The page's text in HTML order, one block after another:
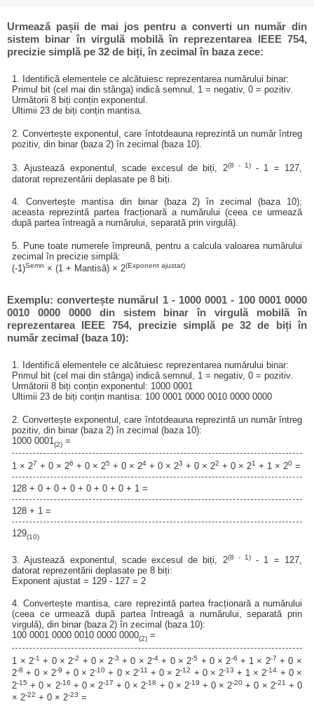
Urmează pașii de mai jos pentru a converti un număr din
sistem binar în virgulă mobilă în reprezentarea IEEE 754,
precizie simplă pe 32 de biți, în zecimal în baza zece:
1. Identifică elementele ce alcătuiesc reprezentarea numărului binar:
Primul bit (cel mai din stânga) indică semnul, 1 = negativ, 0 = pozitiv.
Următorii 8 biți conțin exponentul.
Ultimii 23 de biți conțin mantisa.
2. Convertește exponentul, care întotdeauna reprezintă un număr întreg
pozitiv, din binar (baza 2) în zecimal (baza 10).
3. Ajustează exponentul, scade excesul de biți, 2(8 - 1)
- 1 = 127,
datorat reprezentării deplasate pe 8 biți.
4. Convertește mantisa din binar (baza 2) în zecimal (baza 10);
aceasta reprezintă partea fracționară a numărului (ceea ce urmează
după partea întreagă a numărului, separată prin virgulă).
5. Pune toate numerele împreună, pentru a calcula valoarea numărului
zecimal în precizie simplă:
(-1)Semn × (1 + Mantisă) × 2(Exponent ajustat)
Exemplu: convertește numărul 1 - 1000 0001 - 100 0001 0000
0010 0000 0000 din sistem binar în virgulă mobilă în
reprezentarea IEEE 754, precizie simplă pe 32 de biți în
număr zecimal (baza 10):
1. Identifică elementele ce alcătuiesc reprezentarea numărului binar:
Primul bit (cel mai din stânga) indică semnul, 1 = negativ, 0 = pozitiv.
Următorii 8 biți conțin exponentul: 1000 0001
Ultimii 23 de biți conțin mantisa: 100 0001 0000 0010 0000 0000
2. Convertește exponentul, care întotdeauna reprezintă un număr întreg
pozitiv, din binar (baza 2) în zecimal (baza 10):
1000 0001(2) =
1 × 27 + 0 × 26 + 0 × 25 + 0 × 24 + 0 × 23 + 0 × 22 + 0 × 21 + 1 × 20 =
128 + 0 + 0 + 0 + 0 + 0 + 0 + 1 =
128 + 1 =
129(10)
3. Ajustează exponentul, scade excesul de biți, 2(8 - 1)
- 1 = 127,
datorat reprezentării deplasate pe 8 biți:
Exponent ajustat = 129 - 127 = 2
4. Convertește mantisa, care reprezintă partea fracționară a numărului
(ceea ce urmează după partea întreagă a numărului, separată prin
virgulă), din binar (baza 2) în zecimal (baza 10):
100 0001 0000 0010 0000 0000(2) =
1 × 2-1 + 0 × 2-2 + 0 × 2-3 + 0 × 2-4+ 0 × 2-5 + 0 × 2-6 + 1 × 2-7 + 0 ×
2-8 + 0 × 2-9 + 0 × 2-10 + 0 × 2-11 + 0 × 2-12 + 0 × 2-13 + 1 × 2-14 + 0 ×
2-15 + 0 × 2-16 + 0 × 2-17 + 0 × 2-18 + 0 × 2-19 + 0 × 2-20 + 0 × 2-21 + 0
× 2-22 + 0 × 2-23 =